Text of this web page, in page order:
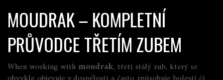
MOUDRAK – KOMPLETNÍ
PRŮVODCE TŘETÍM ZUBEM
When working with moudrak, třetí stálý zub, který se